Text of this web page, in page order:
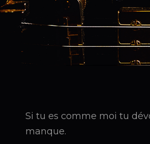
Si tu es comme moi tu
manque.